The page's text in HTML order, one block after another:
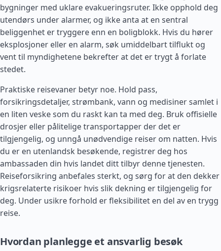
bygninger med uklare evakueringsruter. Ikke opphold deg
utendørs under alarmer, og ikke anta at en sentral
beliggenhet er tryggere enn en boligblokk. Hvis du hører
eksplosjoner eller en alarm, søk umiddelbart tilflukt og
vent til myndighetene bekrefter at det er trygt å forlate
stedet.
Praktiske reisevaner betyr noe. Hold pass,
forsikringsdetaljer, strømbank, vann og medisiner samlet i
en liten veske som du raskt kan ta med deg. Bruk offisielle
drosjer eller pålitelige transportapper der det er
tilgjengelig, og unngå unødvendige reiser om natten. Hvis
du er en utenlandsk besøkende, registrer deg hos
ambassaden din hvis landet ditt tilbyr denne tjenesten.
Reiseforsikring anbefales sterkt, og sørg for at den dekker
krigsrelaterte risikoer hvis slik dekning er tilgjengelig for
deg. Under usikre forhold er fleksibilitet en del av en trygg
reise.
Hvordan planlegge et ansvarlig besøk